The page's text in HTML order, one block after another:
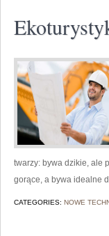
twarzy: bywa dzikie, ale
gorące, a bywa idealne
CATEGORIES: NOWE